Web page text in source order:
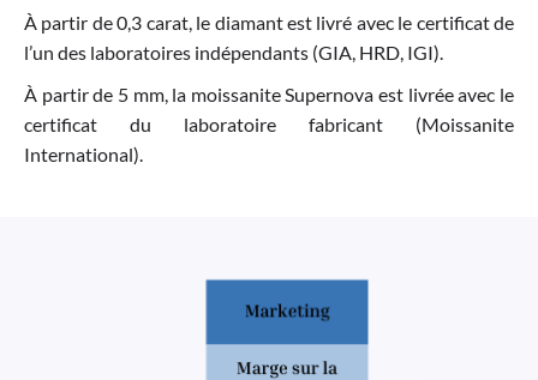
À partir de 0,3 carat, le diamant est livré avec le certificat de
l’un des laboratoires indépendants (GIA, HRD, IGI).
À partir de 5 mm, la moissanite Supernova est livrée avec le
certificat du laboratoire fabricant (Moissanite
International).